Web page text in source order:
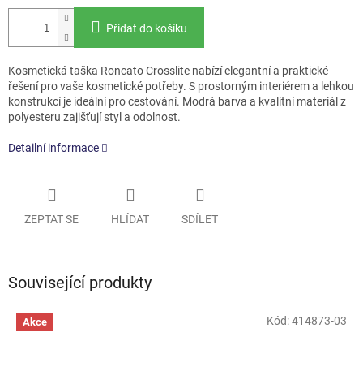
Přidat do košíku
Kosmetická taška Roncato Crosslite nabízí elegantní a praktické
řešení pro vaše kosmetické potřeby. S prostorným interiérem a lehkou
konstrukcí je ideální pro cestování. Modrá barva a kvalitní materiál z
polyesteru zajišťují styl a odolnost.
Detailní informace
ZEPTAT SE HLÍDAT SDÍLET
Související produkty
Akce Kód:414873-03